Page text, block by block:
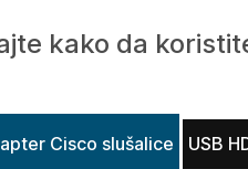
kako da
Cisco slušalice USB